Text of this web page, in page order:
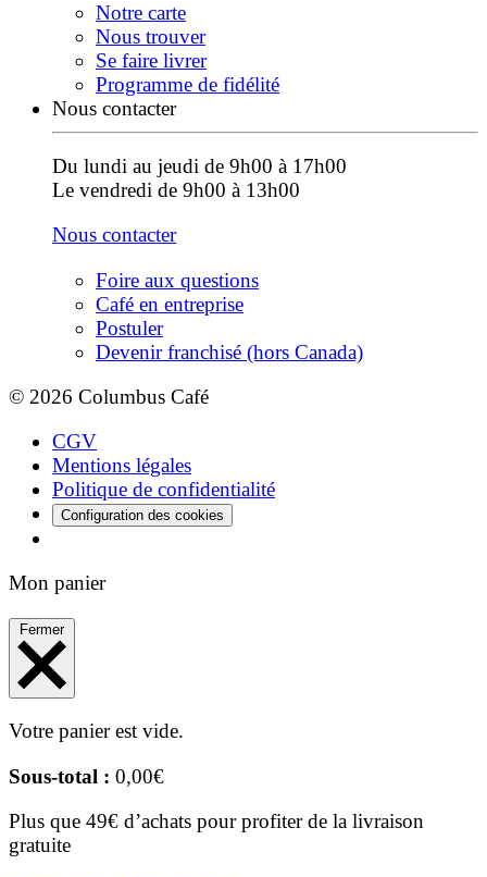
Notre carte
Nous trouver
Se faire livrer
Programme de fidélité
Nous contacter
Du lundi au jeudi de 9h00 à 17h00
Le vendredi de 9h00 à 13h00
Nous contacter
Foire aux questions
Café en entreprise
Postuler
Devenir franchisé (hors Canada)
© 2026 Columbus Café
CGV
Mentions légales
Politique de confidentialité
Configuration des cookies
Mon panier
Fermer
Votre panier est vide.
Sous-total : 0,00€
Plus que 49€ d’achats pour profiter de la livraison
gratuite